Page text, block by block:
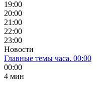
19:00
20:00
21:00
22:00
23:00
Новости
Главные темы часа. 00:00
00:00
4 мин